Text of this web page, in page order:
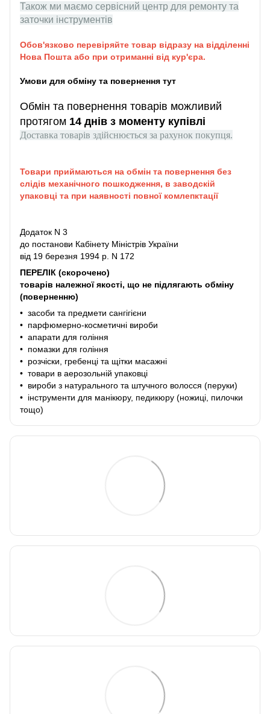
Також ми маємо сервісний центр для ремонту та
заточки інструментів
Обов'язково перевіряйте товар відразу на відділенні
Нова Пошта або при отриманні від кур'єра.
Умови для обміну та повернення тут
Обмін та повернення товарів можливий
протягом 14 днів з моменту купівлі
Доставка товарів здійснюється за рахунок покупця.
Товари приймаються на обмін та повернення без
слідів механічного пошкодження, в заводскій
упаковці та при наявності повної комлепктації
Додаток N 3
до постанови Кабінету Міністрів України
від 19 березня 1994 р. N 172
ПЕРЕЛІК (скорочено)
товарів належної якості, що не підлягають обміну
(поверненню)
• засоби та предмети сангігієни
• парфюмерно-косметичні вироби
• апарати для гоління
• помазки для гоління
• розчіски, гребенці та щітки масажні
• товари в аерозольній упаковці
• вироби з натурального та штучного волосся (перуки)
• інструменти для манікюру, педикюру (ножиці, пилочки
тощо)